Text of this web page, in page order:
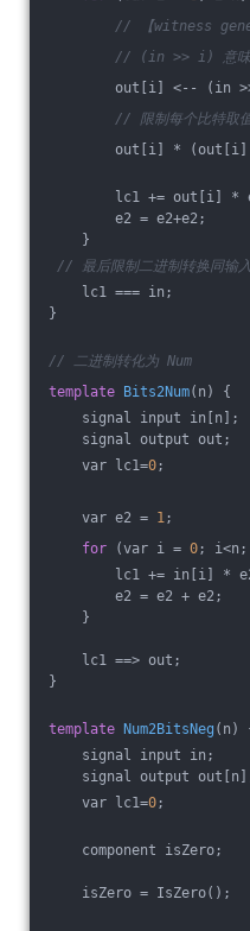
// 【witness
// (in >> i) 意味
out[i] <-- (in >>
// 限制每个比特取
out[i] * (out[i]
lc1 += out[i] *
e2 = e2+e2;
}
// 最后限制二进制转换同输
lc1 === in;
}
// 二进制转化为 Num
template
Bits2Num(n)
{
signal input in[n];
signal output out;
var lc1=0;
var e2 = 1;
for (var i = 0; i<n;
lc1 += in[i] *
e2 = e2 + e2;
}
lc1 ==> out;
}
template Num2BitsNeg (n)
signal input in;
signal output
var lc1=0;
component isZero;
isZero = IsZero();